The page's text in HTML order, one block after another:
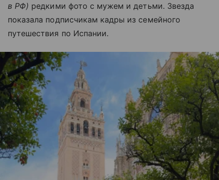
в РФ) редкими фото с мужем и детьми. Звезда
показала подписчикам кадры из семейного
путешествия по Испании.